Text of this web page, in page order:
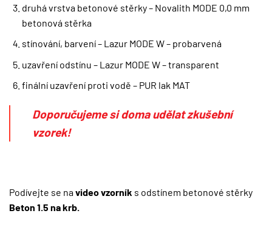
druhá vrstva betonové stěrky – Novalith MODE 0,0 mm
betonová stěrka
stínování, barvení – Lazur MODE W – probarvená
uzavření odstínu – Lazur MODE W – transparent
finální uzavření proti vodě – PUR lak MAT
Doporučujeme si doma udělat zkušební
vzorek!
Podívejte se navideo vzorník s odstínem betonové stěrky
Beton 1.5 na krb.